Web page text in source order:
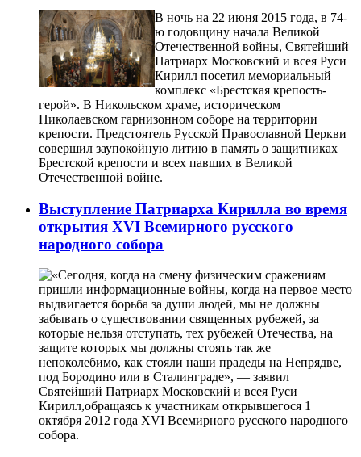
В ночь на 22 июня 2015 года, в 74-
ю годовщину начала Великой
Отечественной войны, Святейший
Патриарх Московский и всея Руси
Кирилл посетил мемориальный
комплекс «Брестская крепость-
герой». В Никольском храме, историческом
Николаевском гарнизонном соборе на территории
крепости. Предстоятель Русской Православной Церкви
совершил заупокойную литию в память о защитниках
Брестской крепости и всех павших в Великой
Отечественной войне.
Выступление Патриарха Кирилла во время
открытия XVI Всемирного русского
народного собора
«Сегодня, когда на смену физическим сражениям
пришли информационные войны, когда на первое место
выдвигается борьба за души людей, мы не должны
забывать о существовании священных рубежей, за
которые нельзя отступать, тех рубежей Отечества, на
защите которых мы должны стоять так же
непоколебимо, как стояли наши прадеды на Непрядве,
под Бородино или в Сталинграде», — заявил
Святейший Патриарх Московский и всея Руси
Кирилл,обращаясь к участникам открывшегося 1
октября 2012 года XVI Всемирного русского народного
собора.